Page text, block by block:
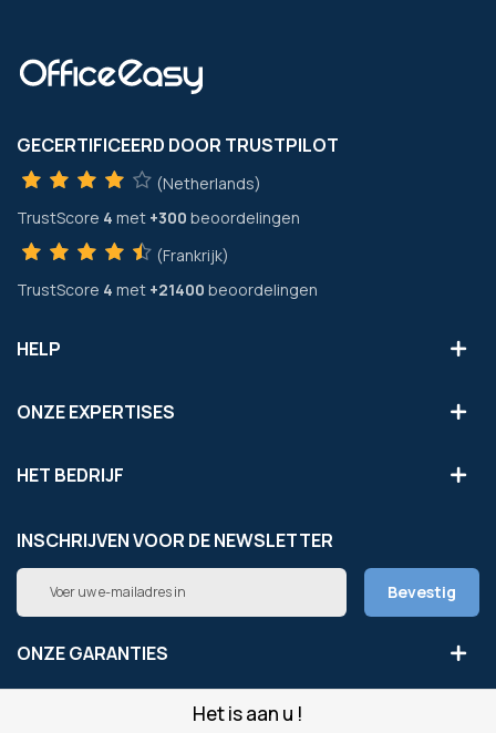
Het is aan u !
GECERTIFICEERD DOOR TRUSTPILOT
(Netherlands)
TrustScore 4 met +300 beoordelingen
(Frankrijk)
TrustScore 4 met +21400 beoordelingen
HELP
ONZE EXPERTISES
HET BEDRIJF
INSCHRIJVEN VOOR DE NEWSLETTER
Abonneer
op
onze
nieuwsbrief
Bevestig
ONZE GARANTIES